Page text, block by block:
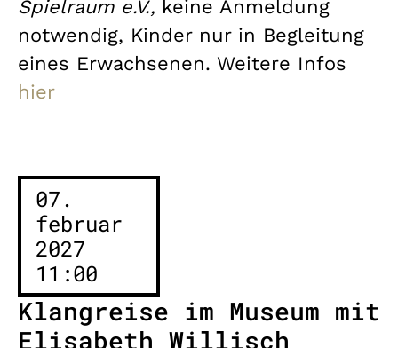
Spielraum e.V., keine Anmeldung
notwendig, Kinder nur in Begleitung
eines Erwachsenen. Weitere Infos
hier
07.
februar
2027
11:00
Klangreise im Museum mit
Elisabeth Willisch